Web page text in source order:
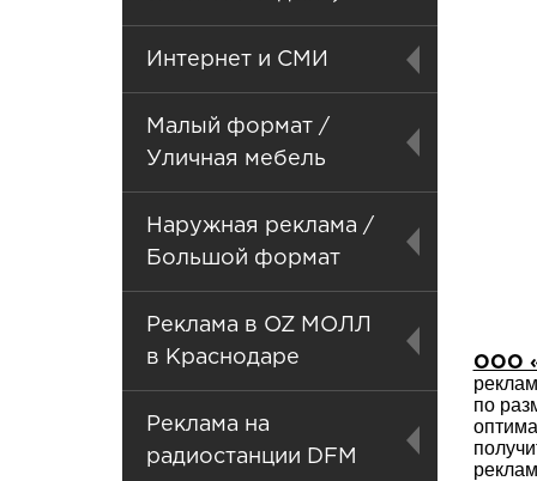
Интернет и СМИ
Малый формат /
Уличная мебель
Наружная реклама /
Большой формат
Реклама в OZ МОЛЛ
в Краснодаре
Реклама на
радиостанции DFM
ООО
по